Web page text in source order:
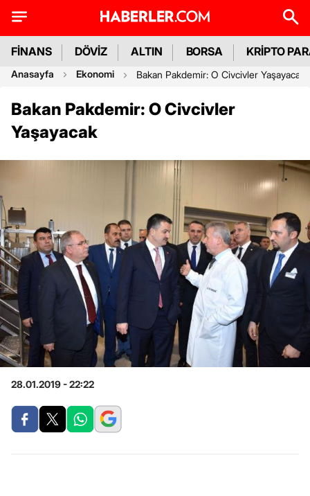
FİNANS DÖVİZ ALTIN BORSA KRİPTO
Anasayfa Ekonomi Bakan Pakdemir: O Civcivler Yaşayacak
Bakan Pakdemir: O Civcivler
Yaşayacak
28.01.2019 - 22:22